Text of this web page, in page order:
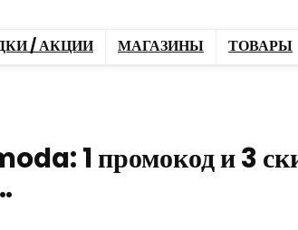
/ АКЦИИ МАГАЗИНЫ ТОВАРЫ
1 промокод и 3